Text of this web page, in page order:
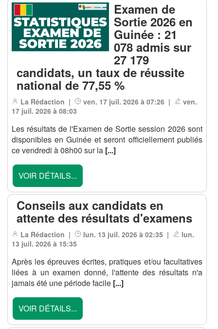
Examen de
Sortie 2026 en
Guinée : 21
078 admis sur
27 179
candidats, un taux de réussite
national de 77,55 %
La Rédaction | ven. 17 juil. 2026 à 07:26 |
ven.
17 juil. 2026 à 08:03
Les résultats de l'Examen de Sortie session 2026 sont
disponibles en Guinée et seront officiellement publiés
ce vendredi à 08h00 sur la [...]
VOIR DÉTAILS...
Conseils aux candidats en
attente des résultats d'examens
La Rédaction | lun. 13 juil. 2026 à 02:35 |
lun.
13 juil. 2026 à 15:35
Après les épreuves écrites, pratiques et/ou facultatives
liées à un examen donné, l'attente des résultats n'a
jamais été une période facile [...]
VOIR DÉTAILS...